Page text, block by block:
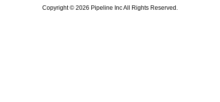
Copyright © 2026 Pipeline Inc All Rights Reserved.